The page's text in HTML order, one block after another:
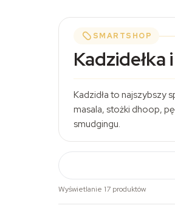
SMARTSHOP
Kadzidełka
Kadzidła to najszybszy
masala, stożki dhoop,
smudgingu.
Wyświetlanie 17 produktów